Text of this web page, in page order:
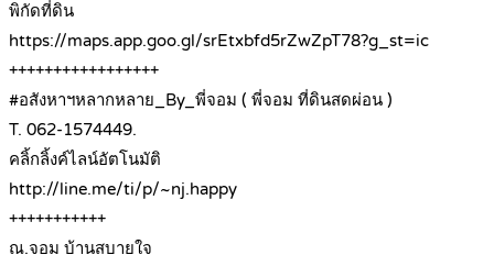
พิกัดที่ดิน
https://maps.app.goo.gl/srEtxbfd5rZwZpT78?g_st=ic
+++++++++++++++++
#อสังหาฯหลากหลาย_By_พี่จอม ( พี่จอม ที่ดินสดผ่อน )
T. 062-1574449.
คลิ้กลิ้งค์ไลน์อัตโนมัติ
http://line.me/ti/p/~nj.happy
+++++++++++
ณ.จอม บ้านสบายใจ